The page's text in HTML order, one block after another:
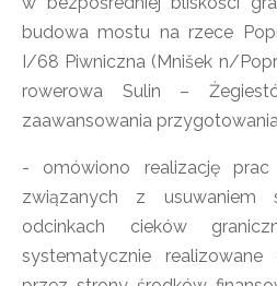
budowa mostu na rzece
I/68 Piwniczna (Mnišek n/
rowerowa Sulin –
zaawansowania
- omówiono realizację prac
związanych z usuwaniem
odcinkach cieków
systematycznie